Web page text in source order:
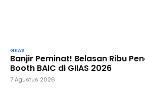
GIIAS
Banjir Peminat! Belasan Ribu
Booth BAIC di GIIAS 2026
7 Agustus 2026